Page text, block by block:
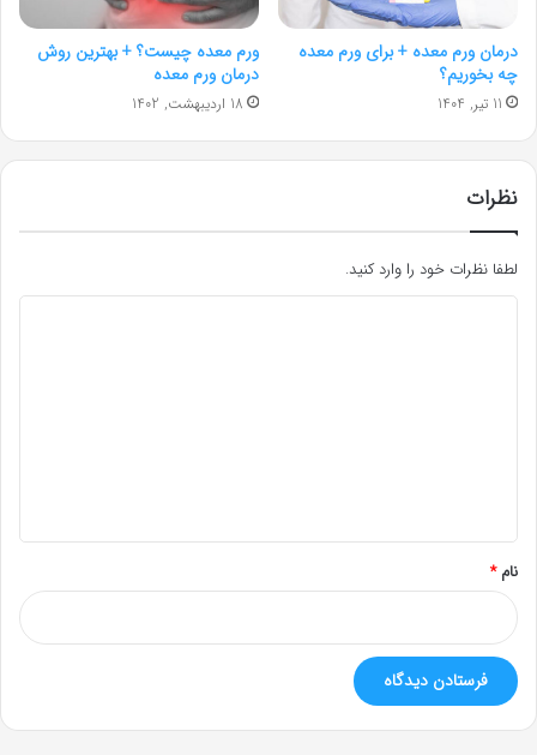
درمان ورم معده + برای ورم معده
چه بخوریم؟
11 تیر, 1404
ورم معده چیست؟ + بهترین روش
درمان ورم معده
18 اردیبهشت, 1402
نظرات
لطفا نظرات خود را وارد کنید.
نام*